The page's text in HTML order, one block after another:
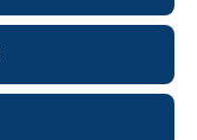
erid: 2SDnjcrDNw6